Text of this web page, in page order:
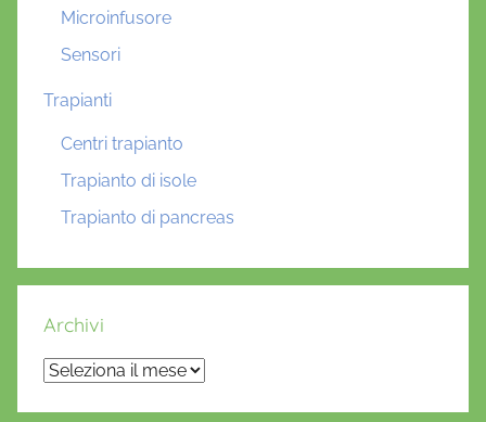
Microinfusore
Sensori
Trapianti
Centri trapianto
Trapianto di isole
Trapianto di pancreas
Archivi
Archivi